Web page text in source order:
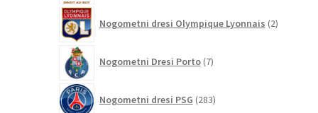
Nogometni dresi Olympique Lyonnais 2izdelka
Nogometni Dresi Porto 7izdelkov
Nogometni dresi PSG 283izdelkov